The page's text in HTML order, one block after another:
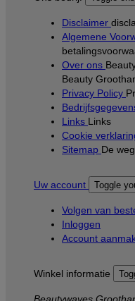
Disclaimer
Algemene
Over ons
Beauty
Privacy Policy
Links Links
Cookie
Sitemap De
Uw account Toggle
Volgen van
Inloggen
Account
Winkel informatie
Beautywaves